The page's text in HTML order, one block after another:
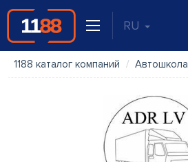
RU
1188 каталог компаний Автошкола